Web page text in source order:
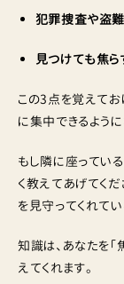
犯罪捜査や盗
見つけても焦ら
この3点を覚えてお
に集中できるよう
もし隣に座っている
く教えてあげてく
を見守ってくれてい
知識は、あなたを「
えてくれます。